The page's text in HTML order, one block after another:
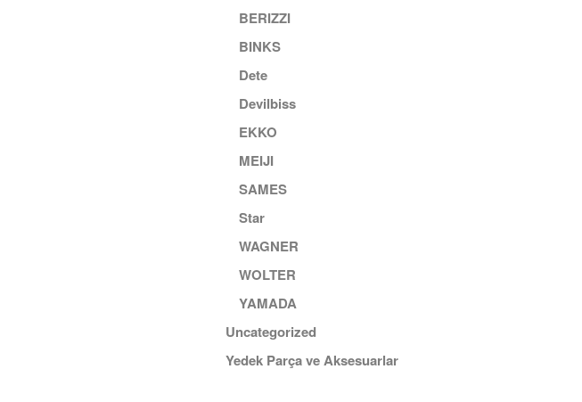
BERIZZI
BINKS
Dete
Devilbiss
EKKO
MEIJI
SAMES
Star
WAGNER
WOLTER
YAMADA
Uncategorized
Yedek Parça ve Aksesuarlar